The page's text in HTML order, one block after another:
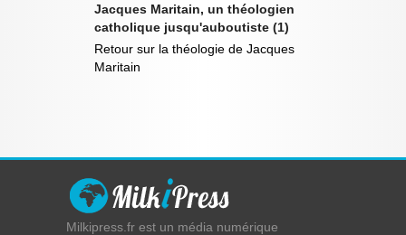
Jacques Maritain, un théologien
catholique jusqu'auboutiste (1)
Retour sur la théologie de Jacques
Maritain
Milkipress.fr est un média numérique